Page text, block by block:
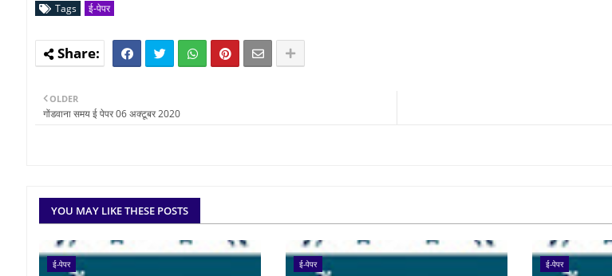
Tags ई-पेपर
OLDER
गोंडवाना समय ई पेपर 06 अक्टूबर 2020
YOU MAY LIKE THESE POSTS
ई-पेपर ई-पेपर ई-पेपर